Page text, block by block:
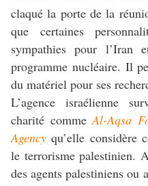
claqué la porte de la
que certaines
sympathies pour l’Iran
programme nucléaire. Il
du matériel pour ses
L’agence israélienne
charité commeAl-Aqsa
Agency qu’elle considère
le terrorisme palestinien.
des agents palestiniens ou